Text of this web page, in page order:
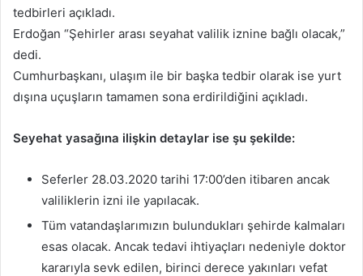
tedbirleri açıkladı.
Erdoğan “Şehirler arası seyahat valilik iznine bağlı olacak,”
dedi.
Cumhurbaşkanı, ulaşım ile bir başka tedbir olarak ise yurt
dışına uçuşların tamamen sona erdirildiğini açıkladı.
Seyehat yasağına ilişkin detaylar ise şu şekilde:
Seferler 28.03.2020 tarihi 17:00’den itibaren ancak
valiliklerin izni ile yapılacak.
Tüm vatandaşlarımızın bulundukları şehirde kalmaları
esas olacak. Ancak tedavi ihtiyaçları nedeniyle doktor
kararıyla sevk edilen, birinci derece yakınları vefat